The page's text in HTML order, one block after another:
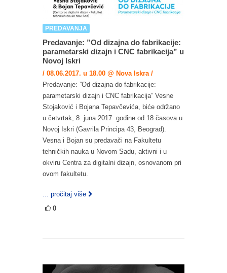
PREDAVANJA
Predavanje: ”Od dizajna do fabrikacije:
parametarski dizajn i CNC fabrikacija” u
Novoj Iskri
/ 08.06.2017. u 18.00 @ Nova Iskra /
Predavanje: ”Od dizajna do fabrikacije:
parametarski dizajn i CNC fabrikacija” Vesne
Stojaković i Bojana Tepavčevića, biće održano
u četvrtak, 8. juna 2017. godine od 18 časova u
Novoj Iskri (Gavrila Principa 43, Beograd).
Vesna i Bojan su predavači na Fakultetu
tehničkih nauka u Novom Sadu, aktivni i u
okviru Centra za digitalni dizajn, osnovanom pri
ovom fakultetu.
... pročitaj više
0